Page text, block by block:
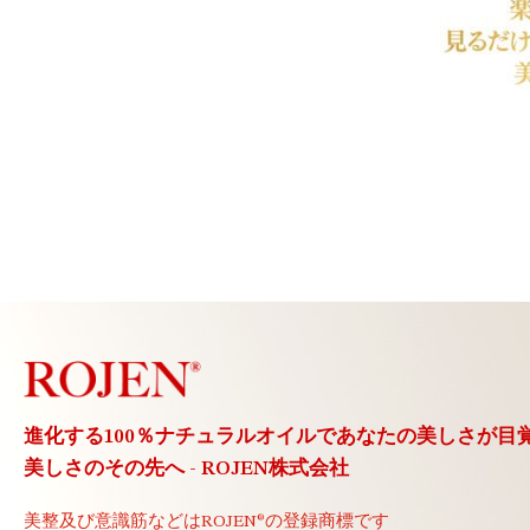
進化する100％ナチュラルオイルであなたの美しさが目
美しさのその先へ - ROJEN株式会社
美整及び意識筋などはROJEN®の登録商標です